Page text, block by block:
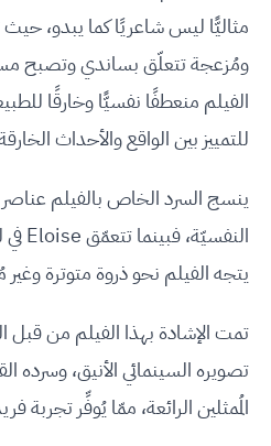
مثاليًّا ليس شاعريًا كما يبدو،
ومُزعجة تتعلّق بساندي وتصبح
للتمييز بين الواقع والأحداث
ينسج السرد الخاص بالفيلم
يتجه الفيلم نحو ذروة متوترة
تمت الإشادة بهذا الفيلم من قبل
تصويره السينمائي الأنيق،
المُمثلين الرائعة، ممّا يُوفِّر